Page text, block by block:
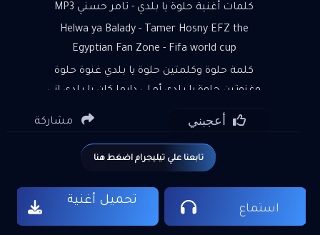
استماع
تابعنا علي تيليجرام اضغط هنا
تحميل أغنية
كلمات أغنية حلوة يا بلدي - تامر حسني MP3
Helwa ya Balady - Tamer Hosny EFZ the
Egyptian Fan Zone - Fifa world cup
كلمة حلوة وكلمتين حلوة يا بلدي غنوة حلوة
وغنوتين حلوة يا بلدي أملي دايما كان يا بلدي إني
أرجع لك يا بلدي وأفضل دايما جنبك على طول
وذكريات كل اللي فات فاكرة يا بلدي قلبي مليان
بحكايات فاكرة يا بلدي أول حب كان في بلدي مش
ممكن أنساه يا بلدي فين أيام زمان قبل الوداع كنا
بنقول إن الفراق ده مستحيل وكل دمعة على
الخدين كانت بتسيل مليانة بأمل إن إحنا نبقى
موجودين في بحر الحب على الشطين كلمة حلوة
مشاركة أعجبني